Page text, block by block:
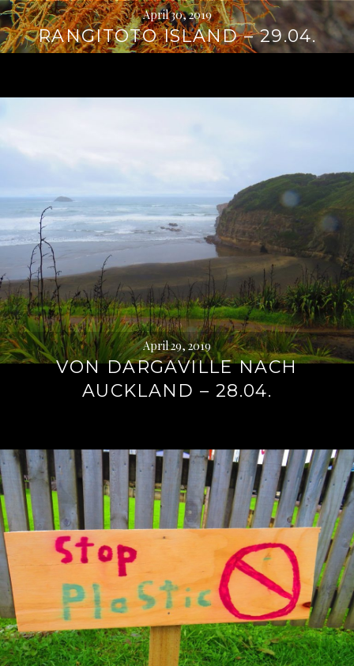
April 30, 2019
RANGITOTO ISLAND – 29.04.
April 29, 2019
VON DARGAVILLE NACH
AUCKLAND – 28.04.